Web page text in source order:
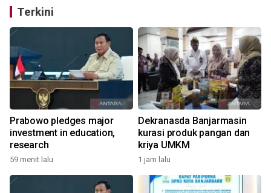
Terkini
Prabowo pledges major
investment in education,
research
59 menit lalu
Dekranasda Banjarmasin
kurasi produk pangan dan
kriya UMKM
1 jam lalu